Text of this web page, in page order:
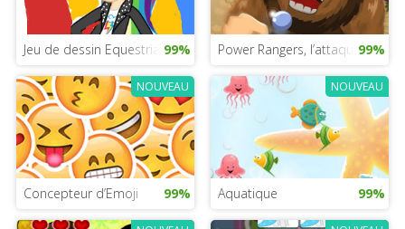
Jeu de dessin Equestria Girls
99% Power Rangers, l’attaque des
99%
NOUVEAU
Concepteur d’Emoji 99%
NOUVEAU
Aquatique 99%